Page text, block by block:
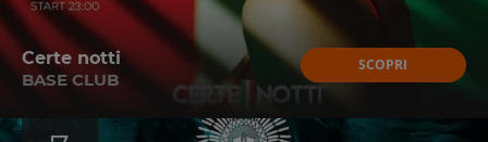
Certe notti
BASE CLUB
SCOPRI